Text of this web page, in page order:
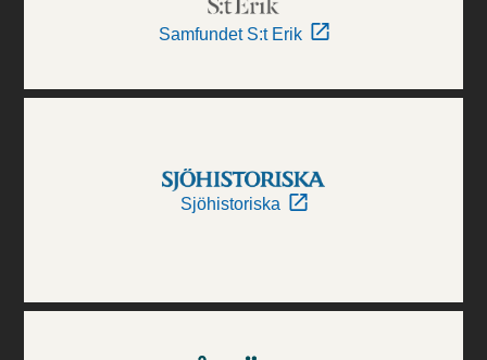
Samfundet S:t Erik
Sjöhistoriska